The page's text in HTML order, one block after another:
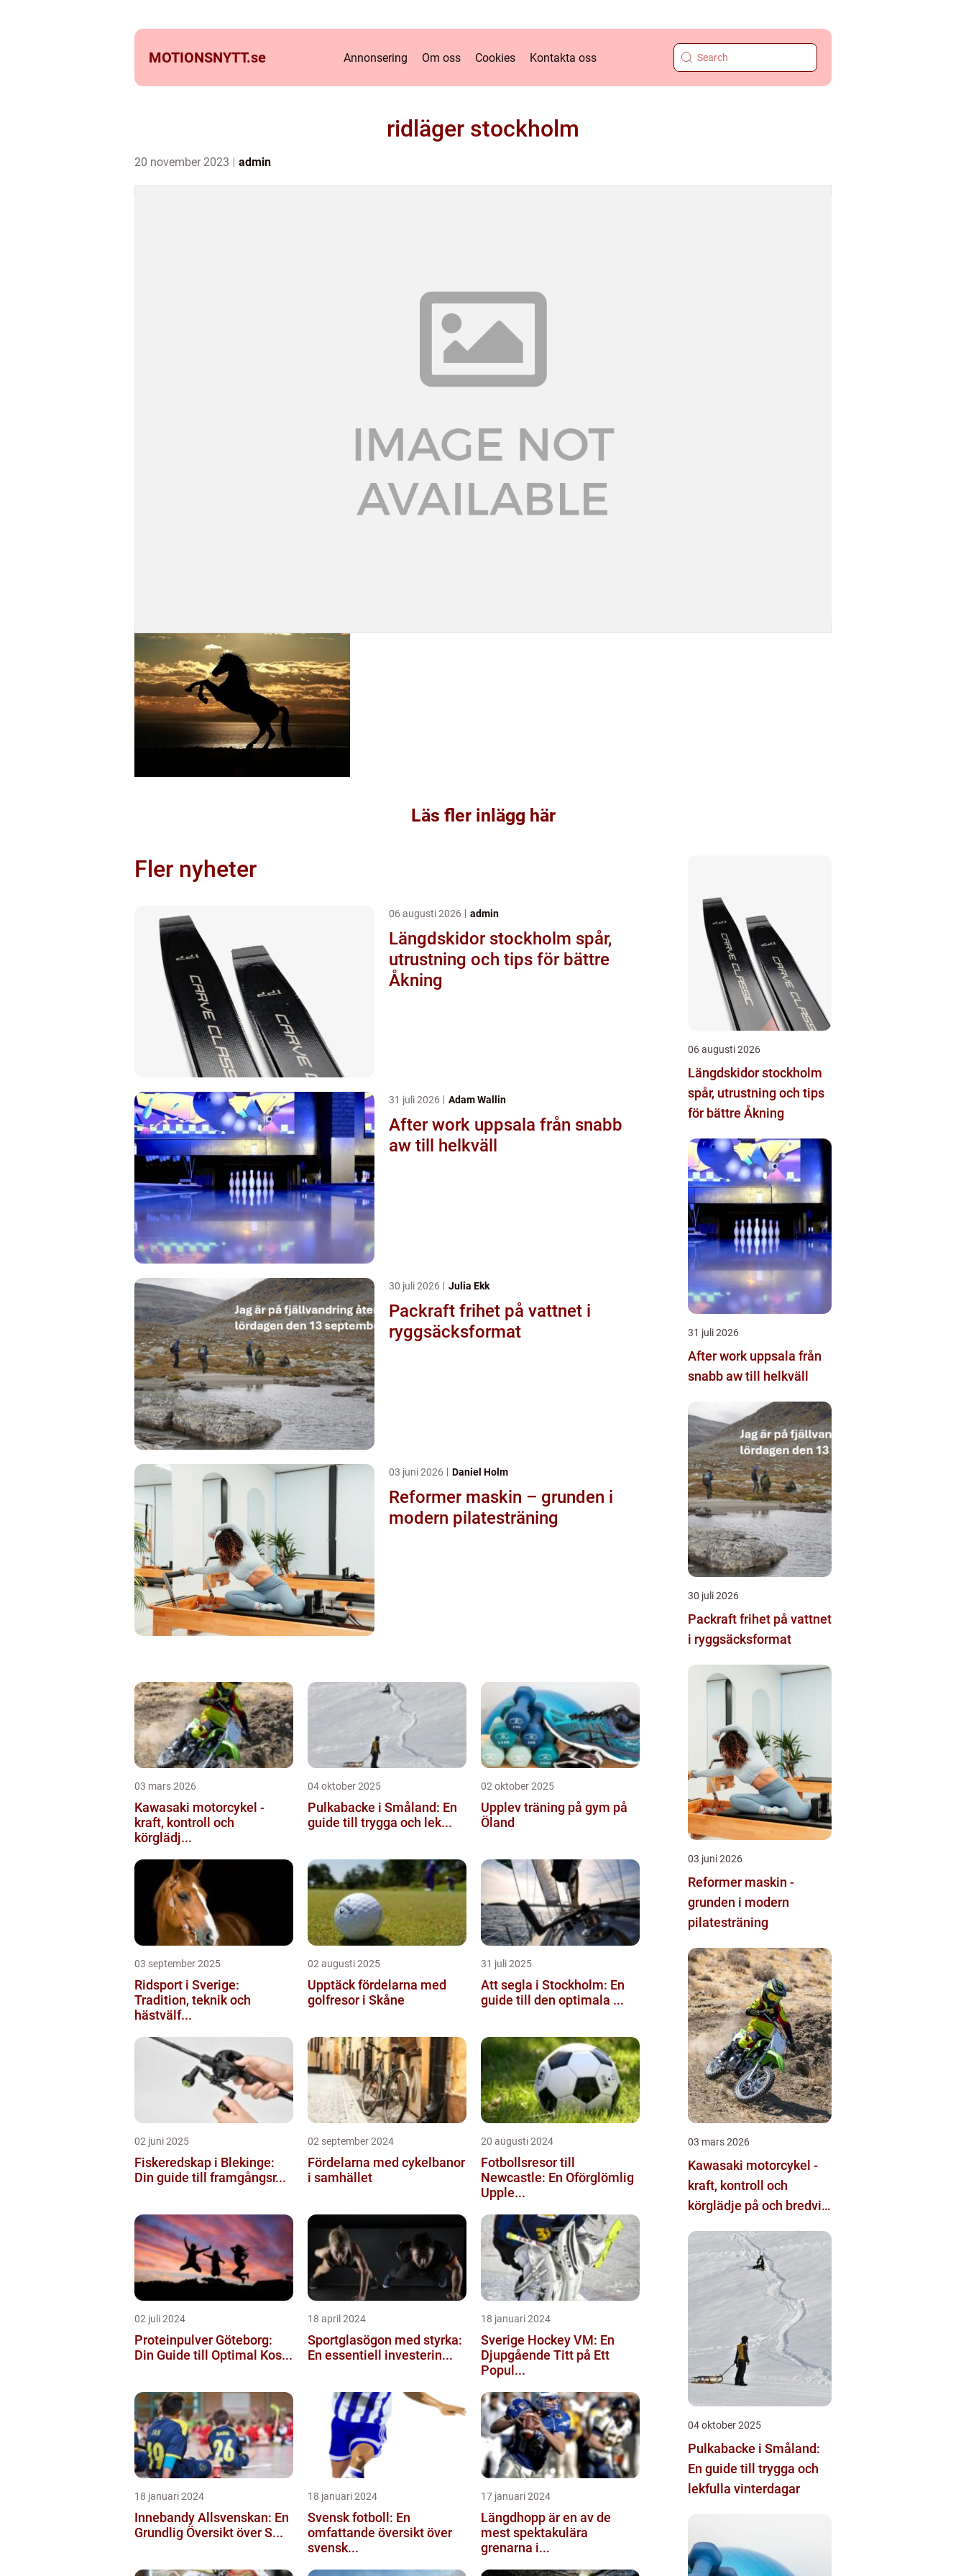
MOTIONSNYTT.se Annonsering Om oss Cookies Kontakta oss
ridläger stockholm
20 november 2023 admin
Läs fler inlägg här
Fler nyheter
06 augusti 2026 admin
Längdskidor stockholm spår,
utrustning och tips för bättre
Åkning
31 juli 2026 Adam Wallin
After work uppsala från snabb
aw till helkväll
30 juli 2026 Julia Ekk
Packraft frihet på vattnet i
ryggsäcksformat
03 juni 2026 Daniel Holm
Reformer maskin – grunden i
modern pilatesträning
03 mars 2026
Kawasaki motorcykel -
kraft, kontroll och
körglädj...
04 oktober 2025
Pulkabacke i Småland: En
guide till trygga och lek...
02 oktober 2025
Upplev träning på gym på
Öland
03 september 2025
Ridsport i Sverige:
Tradition, teknik och
hästvälf...
02 augusti 2025
Upptäck fördelarna med
golfresor i Skåne
31 juli 2025
Att segla i Stockholm: En
guide till den optimala ...
02 juni 2025
Fiskeredskap i Blekinge:
Din guide till framgångsr...
02 september 2024
Fördelarna med cykelbanor
i samhället
20 augusti 2024
Fotbollsresor till
Newcastle: En Oförglömlig
Upple...
02 juli 2024
Proteinpulver Göteborg:
Din Guide till Optimal Kos...
18 april 2024
Sportglasögon med styrka:
En essentiell investerin...
18 januari 2024
Sverige Hockey VM: En
Djupgående Titt på Ett
Popul...
18 januari 2024
Innebandy Allsvenskan: En
Grundlig Översikt över S...
18 januari 2024
Svensk fotboll: En
omfattande översikt över
svensk...
17 januari 2024
Längdhopp är en av de
mest spektakulära
grenarna i...
06 augusti 2026
Längdskidor stockholm
spår, utrustning och tips
för bättre Åkning
31 juli 2026
After work uppsala från
snabb aw till helkväll
30 juli 2026
Packraft frihet på vattnet
i ryggsäcksformat
03 juni 2026
Reformer maskin -
grunden i modern
pilatesträning
03 mars 2026
Kawasaki motorcykel -
kraft, kontroll och
körglädje på och bredvid
04 oktober 2025
Pulkabacke i Småland:
En guide till trygga och
lekfulla vinterdagar